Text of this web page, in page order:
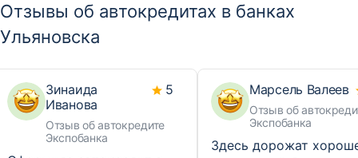
Отзывы об автокредитах в банках
Ульяновска
Зинаида
Иванова
Отзыв об автокредите
Экспобанка
5 Марсель Валеев
Отзыв об
Экспобанка
Здесь дорожат